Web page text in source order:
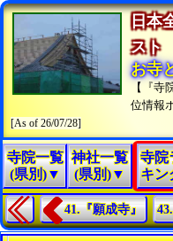
日本
スト
お寺
【『
位情報
[As of 26/07/28]
寺院一覧
(県別)▼
神社一覧
(県別)▼
寺院
キ
41.『願成寺』